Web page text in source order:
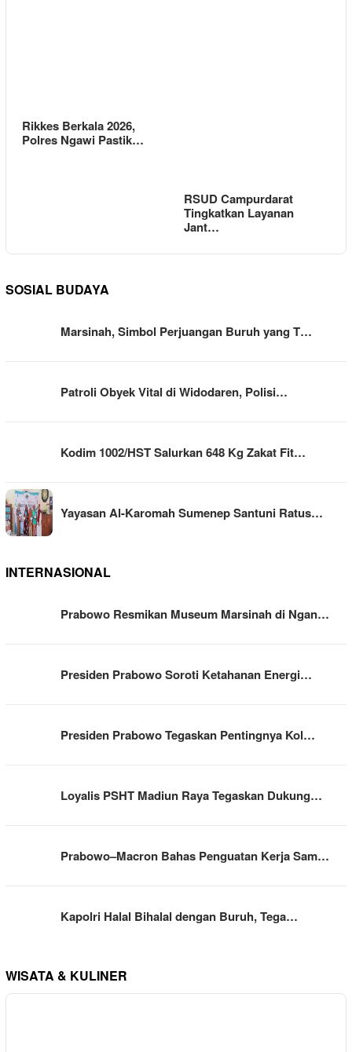
Rikkes Berkala 2026,
Polres Ngawi Pastik…
RSUD Campurdarat
Tingkatkan Layanan
Jant…
SOSIAL BUDAYA
Marsinah, Simbol Perjuangan Buruh yang T…
Patroli Obyek Vital di Widodaren, Polisi…
Kodim 1002/HST Salurkan 648 Kg Zakat Fit…
Yayasan Al-Karomah Sumenep Santuni Ratus…
INTERNASIONAL
Prabowo Resmikan Museum Marsinah di Ngan…
Presiden Prabowo Soroti Ketahanan Energi…
Presiden Prabowo Tegaskan Pentingnya Kol…
Loyalis PSHT Madiun Raya Tegaskan Dukung…
Prabowo–Macron Bahas Penguatan Kerja Sam…
Kapolri Halal Bihalal dengan Buruh, Tega…
WISATA & KULINER